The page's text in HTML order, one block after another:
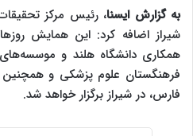
به گزارش ایسنا،رئیس مرکز
همکاری دانشگاه هلند و
فرهنگستان علوم پزشکی و همچنین
فارس، در شیراز برگزار خواهد شد.